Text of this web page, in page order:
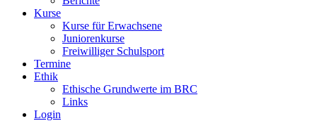
Kurse
Kurse für Erwachsene
Juniorenkurse
Freiwilliger Schulsport
Termine
Ethik
Ethische Grundwerte im BRC
Links
Login